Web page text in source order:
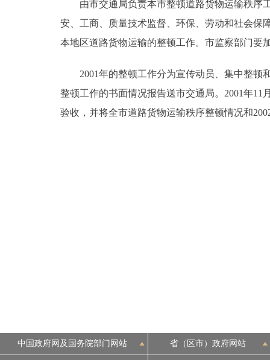
由市交通局负责本市整顿道路货物运输秩序工
安、工商、质量技术监督、环保、劳动和社会保
本地区道路货物运输的整顿工作。市监察部门要
2001年的整顿工作分为宣传动员、集中整顿和
整顿工作的书面情况报告送市交通局。2001年
验收，并将全市道路货物运输秩序整顿情况和
中国政府网及国务院部门网站 省（区市）政府网站